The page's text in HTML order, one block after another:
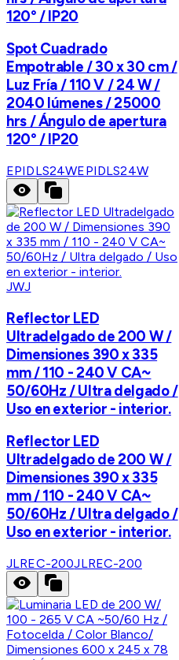
120° / IP20
Spot Cuadrado
Empotrable / 30 x 30 cm /
Luz Fría / 110 V / 24 W /
2040 lúmenes / 25000
hrs / Ángulo de apertura
120° / IP20
EPIDLS24WEPIDLS24W
JWJ
Reflector LED
Ultradelgado de 200 W /
Dimensiones 390 x 335
mm / 110 - 240 V CA~
50/60Hz / Ultra delgado /
Uso en exterior - interior.
Reflector LED
Ultradelgado de 200 W /
Dimensiones 390 x 335
mm / 110 - 240 V CA~
50/60Hz / Ultra delgado /
Uso en exterior - interior.
JLREC-200JLREC-200